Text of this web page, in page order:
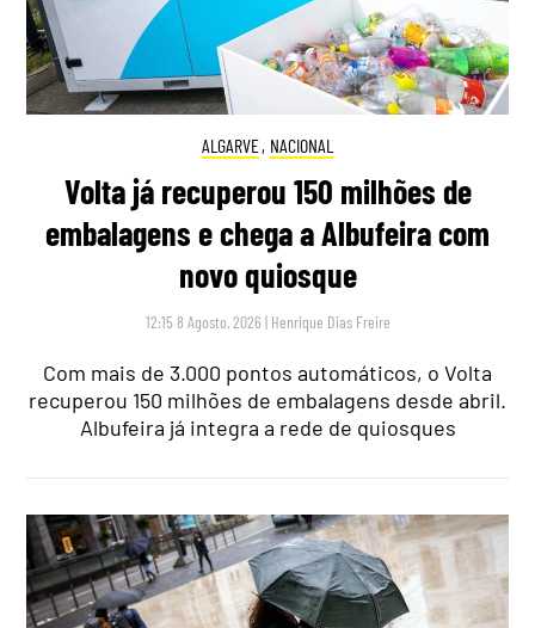
ALGARVE, NACIONAL
Volta já recuperou 150 milhões de
embalagens e chega a Albufeira com
novo quiosque
12:15 8 Agosto, 2026 | Henrique Dias Freire
Com mais de 3.000 pontos automáticos, o Volta
recuperou 150 milhões de embalagens desde abril.
Albufeira já integra a rede de quiosques